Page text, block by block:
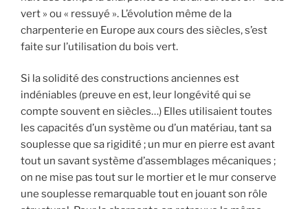
vert » ou « ressuyé ». L’évolution même de la
charpenterie en Europe aux cours des siècles, s’est
faite sur l’utilisation du bois vert.
Si la solidité des constructions anciennes est
indéniables (preuve en est, leur longévité qui se
compte souvent en siècles…) Elles utilisaient toutes
les capacités d’un système ou d’un matériau, tant sa
souplesse que sa rigidité ; un mur en pierre est avant
tout un savant système d’assemblages mécaniques ;
on ne mise pas tout sur le mortier et le mur conserve
une souplesse remarquable tout en jouant son rôle